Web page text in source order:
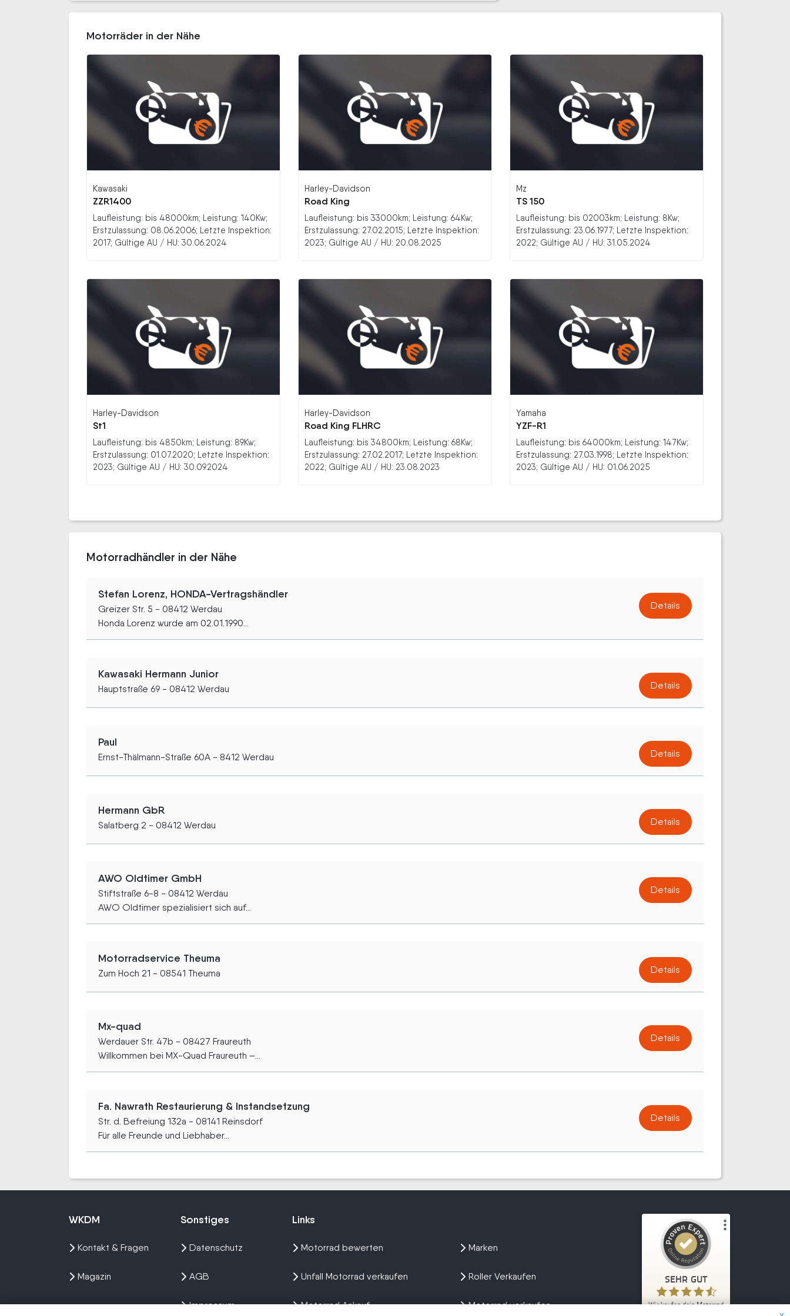
Motorräder in der Nähe
Kawasaki
ZZR1400
Laufleistung: bis 48000km; Leistung: 140Kw;
Erstzulassung: 08.06.2006; Letzte Inspektion:
2017; Gültige AU / HU: 30.06.2024
Harley-Davidson
Road King
Laufleistung: bis 33000km; Leistung: 64Kw;
Erstzulassung: 27.02.2015; Letzte Inspektion:
2023; Gültige AU / HU: 20.08.2025
Mz
TS 150
Laufleistung: bis 02003km; Leistung: 8Kw;
Erstzulassung: 23.06.1977; Letzte Inspektion:
2022; Gültige AU / HU: 31.05.2024
Harley-Davidson
St1
Laufleistung: bis 4850km; Leistung: 89Kw;
Erstzulassung: 01.07.2020; Letzte Inspektion:
2023; Gültige AU / HU: 30.09.2024
Harley-Davidson
Road King FLHRC
Laufleistung: bis 34800km; Leistung: 68Kw;
Erstzulassung: 27.02.2017; Letzte Inspektion:
2022; Gültige AU / HU: 23.08.2023
Yamaha
YZF-R1
Laufleistung: bis 64000km; Leistung: 147Kw;
Erstzulassung: 27.03.1998; Letzte Inspektion:
2023; Gültige AU / HU: 01.06.2025
Motorradhändler in der Nähe
Stefan Lorenz, HONDA-Vertragshändler
Greizer Str. 5 - 08412 Werdau
Honda Lorenz wurde am 02.01.1990...
Details
Kawasaki Hermann Junior
Hauptstraße 69 - 08412 Werdau Details
Paul
Ernst-Thälmann-Straße 60A - 8412 Werdau Details
Hermann GbR
Salatberg 2 - 08412 Werdau Details
AWO Oldtimer GmbH
Stiftstraße 6-8 - 08412 Werdau
AWO Oldtimer spezialisiert sich auf...
Details
Motorradservice Theuma
Zum Hoch 21 - 08541 Theuma Details
Mx-quad
Werdauer Str. 47b - 08427 Fraureuth
Willkommen bei MX-Quad Fraureuth –...
Details
Fa. Nawrath Restaurierung & Instandsetzung
Str. d. Befreiung 132a - 08141 Reinsdorf
Für alle Freunde und Liebhaber...
Details
WKDM
Kontakt & Fragen
Magazin
Sonstiges
Datenschutz
AGB
Impressum
Links
Motorrad bewerten
Unfall Motorrad verkaufen
Motorrad Ankauf
Marken
Roller Verkaufen
Motorrad verkaufen
SEHR GUT
Wir kaufen dein Motorrad
Kundenbewertungen und Erfahrungen zu
Wir kaufen dein Motorrad
SEHR GUT
4,70
/
5,00
Bewertungen von
1